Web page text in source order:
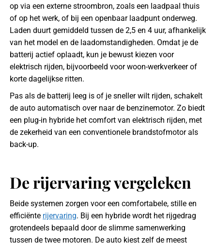
op via een externe stroombron, zoals een laadpaal thuis
of op het werk, of bij een openbaar laadpunt onderweg.
Laden duurt gemiddeld tussen de 2,5 en 4 uur, afhankelijk
van het model en de laadomstandigheden. Omdat je de
batterij actief oplaadt, kun je bewust kiezen voor
elektrisch rijden, bijvoorbeeld voor woon-werkverkeer of
korte dagelijkse ritten.
Pas als de batterij leeg is of je sneller wilt rijden, schakelt
de auto automatisch over naar de benzinemotor. Zo biedt
een plug-in hybride het comfort van elektrisch rijden, met
de zekerheid van een conventionele brandstofmotor als
back-up.
De rijervaring vergeleken
Beide systemen zorgen voor een comfortabele, stille en
efficiënte rijervaring. Bij een hybride wordt het rijgedrag
grotendeels bepaald door de slimme samenwerking
tussen de twee motoren. De auto kiest zelf de meest